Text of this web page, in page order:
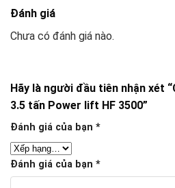
Đánh giá
Chưa có đánh giá nào.
Hãy là người đầu tiên nhận xét
3.5 tấn Power lift HF 3500”
Đánh giá của bạn *
Đánh giá của bạn *